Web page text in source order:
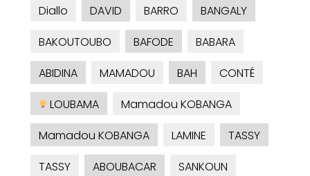
Diallo
DAVID BARRO
BANGALY
BAKOUTOUBO
BAFODE
BABARA
ABIDINA
MAMADOU BAH
CONTÉ
LOUBAMA
Mamadou KOBANGA
Mamadou KOBANGA
LAMINE
TASSY
TASSY
ABOUBACAR
SANKOUN